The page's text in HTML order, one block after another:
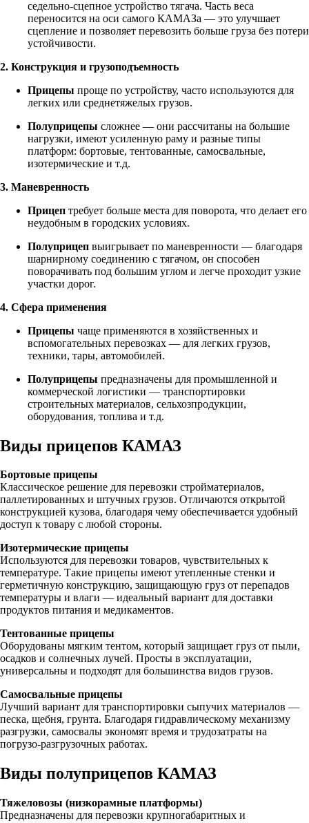
седельно-сцепное устройство тягача. Часть веса
переносится на оси самого КАМАЗа — это улучшает
сцепление и позволяет перевозить больше груза без потери
устойчивости.
2. Конструкция и грузоподъемность
Прицепы проще по устройству, часто используются для
легких или среднетяжелых грузов.
Полуприцепы сложнее — они рассчитаны на большие
нагрузки, имеют усиленную раму и разные типы
платформ: бортовые, тентованные, самосвальные,
изотермические и т.д.
3. Маневренность
Прицеп требует больше места для поворота, что делает его
неудобным в городских условиях.
Полуприцеп выигрывает по маневренности — благодаря
шарнирному соединению с тягачом, он способен
поворачивать под большим углом и легче проходит узкие
участки дорог.
4. Сфера применения
Прицепы чаще применяются в хозяйственных и
вспомогательных перевозках — для легких грузов,
техники, тары, автомобилей.
Полуприцепы предназначены для промышленной и
коммерческой логистики — транспортировки
строительных материалов, сельхозпродукции,
оборудования, топлива и т.д.
Виды прицепов КАМАЗ
Бортовые прицепы
Классическое решение для перевозки стройматериалов,
паллетированных и штучных грузов. Отличаются открытой
конструкцией кузова, благодаря чему обеспечивается удобный
доступ к товару с любой стороны.
Изотермические прицепы
Используются для перевозки товаров, чувствительных к
температуре. Такие прицепы имеют утепленные стенки и
герметичную конструкцию, защищающую груз от перепадов
температуры и влаги — идеальный вариант для доставки
продуктов питания и медикаментов.
Тентованные прицепы
Оборудованы мягким тентом, который защищает груз от пыли,
осадков и солнечных лучей. Просты в эксплуатации,
универсальны и подходят для большинства видов грузов.
Самосвальные прицепы
Лучший вариант для транспортировки сыпучих материалов —
песка, щебня, грунта. Благодаря гидравлическому механизму
разгрузки, самосвалы экономят время и трудозатраты на
погрузо-разгрузочных работах.
Виды полуприцепов КАМАЗ
Тяжеловозы (низкорамные платформы)
Предназначены для перевозки крупногабаритных и